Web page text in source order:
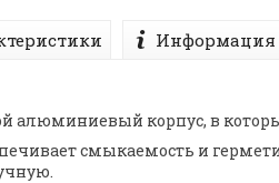
Информация
алюминиевый корпус, в
смыкаемость и